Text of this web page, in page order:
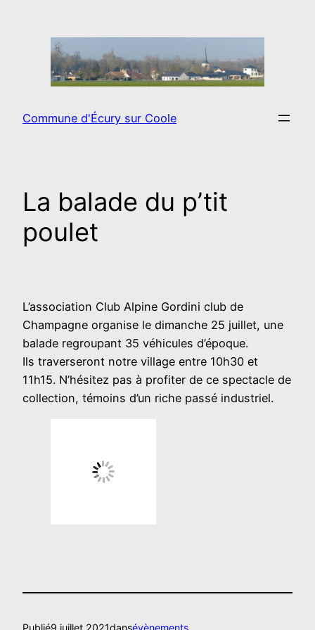
Commune d'Écury sur Coole
La balade du p’tit
poulet
L’association Club Alpine Gordini club de
Champagne organise le dimanche 25 juillet, une
balade regroupant 35 véhicules d’époque.
Ils traverseront notre village entre 10h30 et
11h15. N’hésitez pas à profiter de ce spectacle de
collection, témoins d’un riche passé industriel.